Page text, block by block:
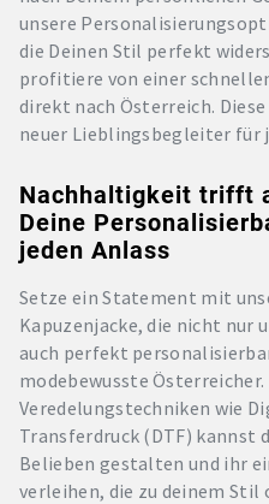
unsere
die Deinen Stil perfekt
profitiere von einer
direkt nach Österreich.
neuer Lieblingsbegleiter für
Nachhaltigkeit trifft
Deine
jeden Anlass
Setze ein Statement mit
Kapuzenjacke, die nicht nur
auch perfekt
modebewusste
Veredelungstechniken wie
Transferdruck (DTF) kannst
Belieben gestalten und ihr
verleihen, die zu deinem Stil